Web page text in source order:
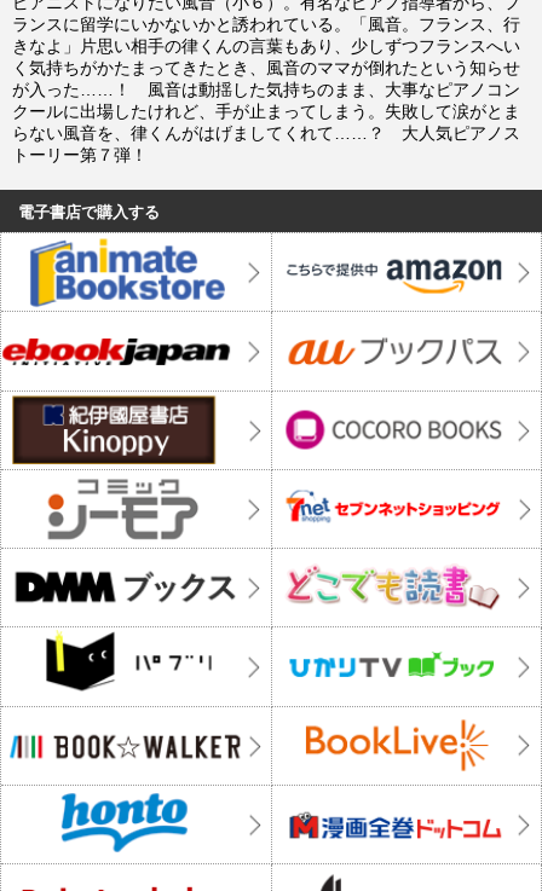
ランスに留学にいかないかと誘われている。「風音。フランス、行
きなよ」片思い相手の律くんの言葉もあり、少しずつフランスへい
く気持ちがかたまってきたとき、風音のママが倒れたという知らせ
が入った……！ 風音は動揺した気持ちのまま、大事なピアノコン
クールに出場したけれど、手が止まってしまう。失敗して涙がとま
らない風音を、律くんがはげましてくれて……？ 大人気ピアノス
トーリー第７弾！
電子書店で購入する